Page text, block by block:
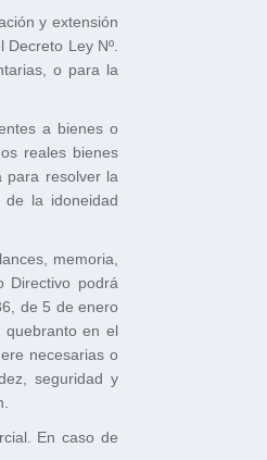
y extensión
Ley Nº.
o para la
a bienes o
reales bienes
para resolver la
de la idoneidad
memoria,
Directivo podrá
de 5 de enero
quebranto en el
necesarias o
seguridad y
En caso de